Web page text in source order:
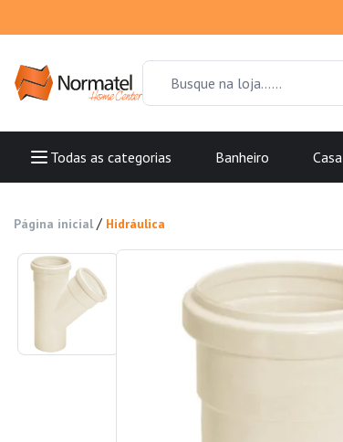
Todas as categorias Banheiro Casa
Página inicial / Hidráulica